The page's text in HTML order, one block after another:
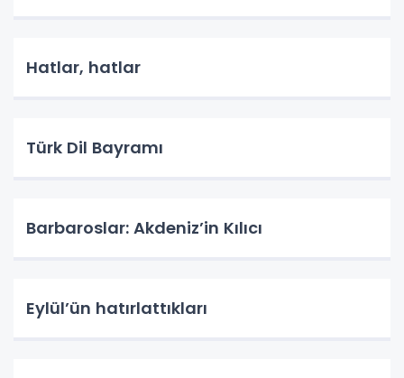
Hatlar, hatlar
Türk Dil Bayramı
Barbaroslar: Akdeniz’in Kılıcı
Eylül’ün hatırlattıkları